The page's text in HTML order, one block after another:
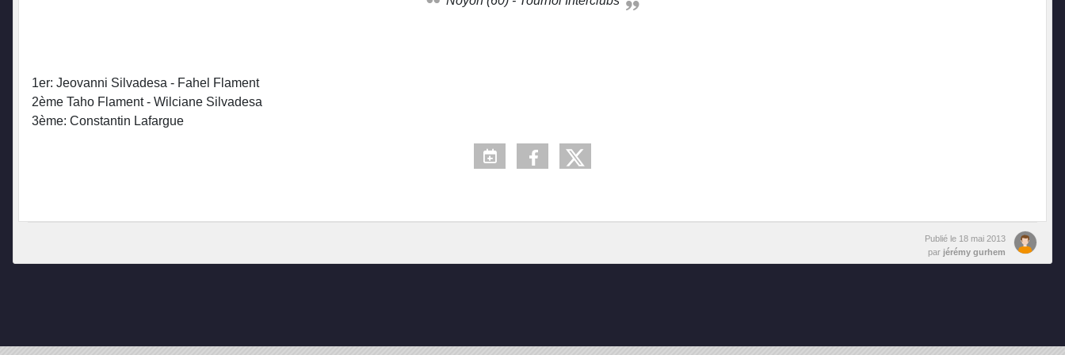
1er: Jeovanni Silvadesa - Fahel Flament
2ème Taho Flament - Wilciane Silvadesa
3ème: Constantin Lafargue
Publié le 18 mai 2013
par jérémy gurhem